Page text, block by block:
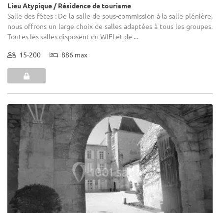
Lieu Atypique / Résidence de tourisme
Salle des fêtes : De la salle de sous-commission à la salle plénière,
nous offrons un large choix de salles adaptées à tous les groupes.
Toutes les salles disposent du WIFI et de ...
15-200 886 max